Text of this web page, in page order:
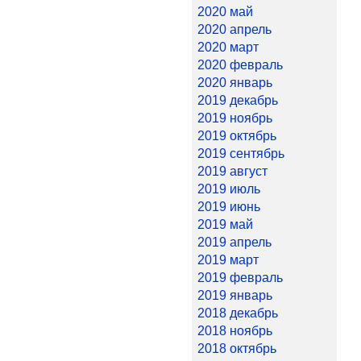
2020 май
2020 апрель
2020 март
2020 февраль
2020 январь
2019 декабрь
2019 ноябрь
2019 октябрь
2019 сентябрь
2019 август
2019 июль
2019 июнь
2019 май
2019 апрель
2019 март
2019 февраль
2019 январь
2018 декабрь
2018 ноябрь
2018 октябрь